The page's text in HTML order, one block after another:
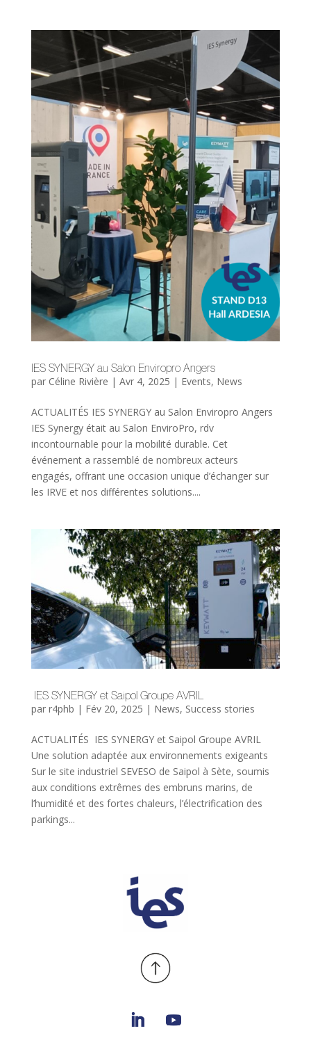
IES SYNERGY au Salon Enviropro Angers
par Céline Rivière | Avr 4, 2025 | Events, News
ACTUALITÉS IES SYNERGY au Salon Enviropro Angers
IES Synergy était au Salon EnviroPro, rdv
incontournable pour la mobilité durable. Cet
événement a rassemblé de nombreux acteurs
engagés, offrant une occasion unique d’échanger sur
les IRVE et nos différentes solutions....
IES SYNERGY et Saipol Groupe AVRIL
par r4phb | Fév 20, 2025 | News, Success stories
ACTUALITÉS IES SYNERGY et Saipol Groupe AVRIL
Une solution adaptée aux environnements exigeants
Sur le site industriel SEVESO de Saipol à Sète, soumis
aux conditions extrêmes des embruns marins, de
l’humidité et des fortes chaleurs, l’électrification des
parkings...